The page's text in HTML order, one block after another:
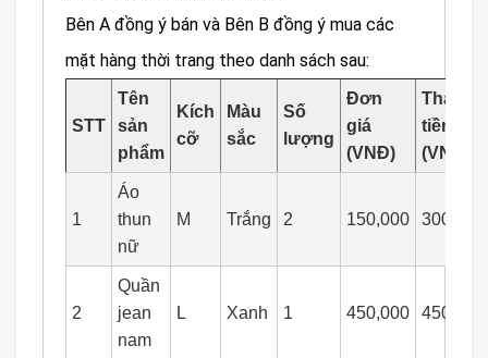
Bên A đồng ý bán và Bên B đồng ý mua các
mặt hàng thời trang theo danh sách sau:
STT
Tên
sản
phẩm
Kích
cỡ
Màu
sắc
Số
lượng
Đơn
giá
(VNĐ)
Thành
tiền
(VNĐ)
1
Áo
thun
nữ
M Trắng 2 150,000 300,000
2
Quần
jean
nam
L Xanh 1 450,000 450,000